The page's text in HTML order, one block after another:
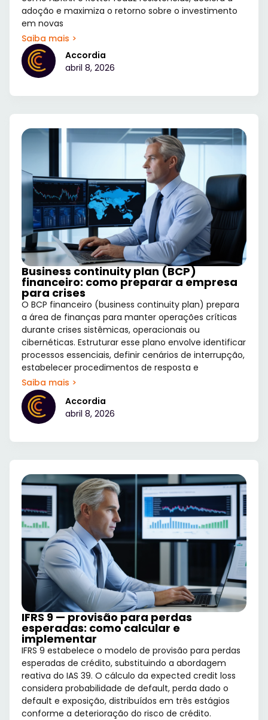
adoção e maximiza o retorno sobre o investimento
em novas
Saiba mais >
Accordia
abril 8, 2026
Business continuity plan (BCP)
financeiro: como preparar a empresa
para crises
O BCP financeiro (business continuity plan) prepara
a área de finanças para manter operações críticas
durante crises sistêmicas, operacionais ou
cibernéticas. Estruturar esse plano envolve identificar
processos essenciais, definir cenários de interrupção,
estabelecer procedimentos de resposta e
Saiba mais >
Accordia
abril 8, 2026
IFRS 9 — provisão para perdas
esperadas: como calcular e
implementar
IFRS 9 estabelece o modelo de provisão para perdas
esperadas de crédito, substituindo a abordagem
reativa do IAS 39. O cálculo da expected credit loss
considera probabilidade de default, perda dado o
default e exposição, distribuídos em três estágios
conforme a deterioração do risco de crédito.